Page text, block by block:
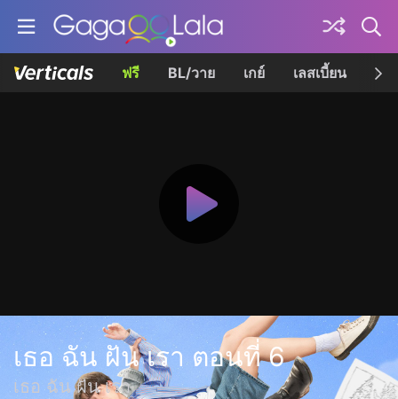
ฟรี BL/วาย เกย์ เลสเบี้ยน เค
เธอ ฉัน ฝัน เรา ตอนที่ 6
เธอ ฉัน ฝัน เรา